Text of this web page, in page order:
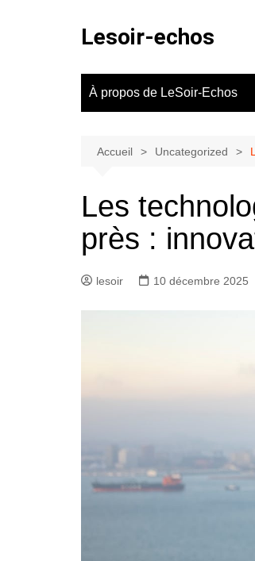
Lesoir-echos
À propos de LeSoir-Echos
Accueil Uncategorized
Les
près :
lesoir 10 décembre 2025